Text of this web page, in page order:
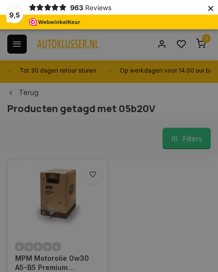
9,5
963 Reviews ×
0
Tot 30 dagen retour sturen. Op werkdagen voor 14.00 uur
Terug
Producten getagd met 05b20V
Filters
MPM Motorolie 0w30
A5-B5 Premium